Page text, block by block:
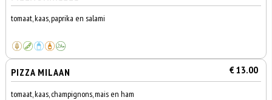
tomaat, kaas, paprika en salami
PIZZA MILAAN € 13.00
tomaat, kaas, champignons, mais en ham